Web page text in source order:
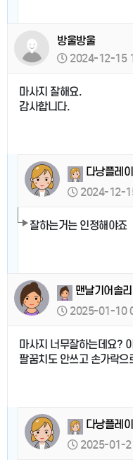
방울방울
2024-12-15
마사지 잘해요.
감사합니다.
다낭플레이
2024-12-
잘하는거는 인정해야죠
맨날기어솔
2025-01-10
마사지 너무잘하는데요?
팔꿈치도 안쓰고 손가락으
다낭플레이
2025-01-